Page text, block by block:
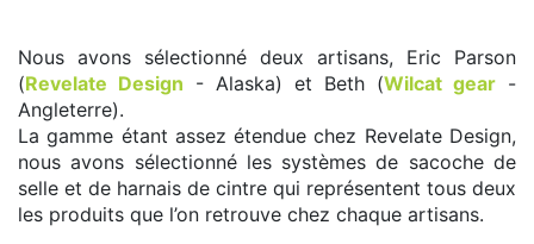
Nous avons sélectionné deux artisans, Eric Parson
(Revelate Design - Alaska) et Beth (Wilcat gear -
Angleterre).
La gamme étant assez étendue chez Revelate Design,
nous avons sélectionné les systèmes de sacoche de
selle et de harnais de cintre qui représentent tous deux
les produits que l’on retrouve chez chaque artisans.